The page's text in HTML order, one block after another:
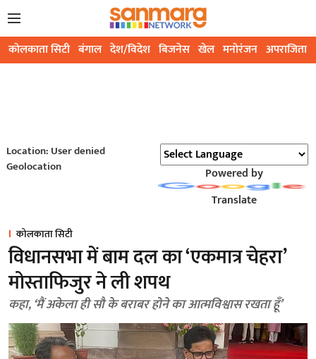
कोलकाता सिटी बंगाल देश/विदेश बिजनेस खेल मनोरंजन अपराजिता
Location: User denied
Geolocation
Powered by
Translate
कोलकाता सिटी
विधानसभा में बाम दल का ‘एकमात्र चेहरा’
मोस्ताफिजुर ने ली शपथ
कहा, ‘मैं अकेला ही सौ के बराबर होने का आत्मविश्वास रखता हूँ’